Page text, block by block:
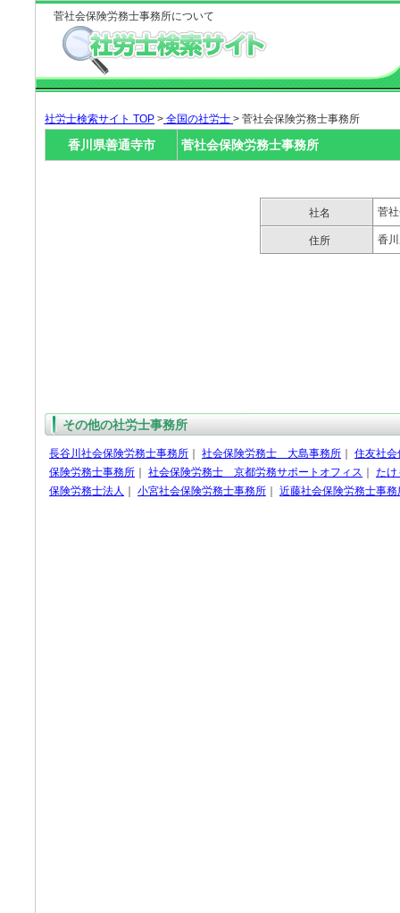
菅社会保険労務士事務所について
社労士検索サイト TOP > 全国の社労士 > 菅社会保険労務士事務所
香川県善通寺市 菅社会保険労務士事務所
社名 菅
住所 香
その他の社労士事務所
長谷川社会保険労務士事務所 社会保険労務士 大島事務所
住友社会
保険労務士事務所
社会保険労務士 京都労務サポートオフィス
たけ
保険労務士法人
小宮社会保険労務士事務所 近藤社会保険労務士事務